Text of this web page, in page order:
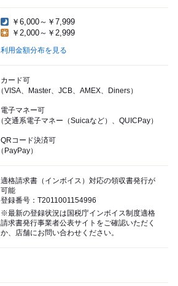
￥6,000～￥7,999
￥2,000～￥2,999
利用金額分布を見る
カード可
（VISA、Master、JCB、AMEX、Diners）
電子マネー可
（交通系電子マネー（Suicaなど）、QUICPay）
QRコード決済可
（PayPay）
適格請求書（インボイス）対応の領収書発行が
可能
登録番号：T2011001154996
※最新の登録状況は国税庁インボイス制度適格
請求書発行事業者公表サイトをご確認いただく
か、店舗にお問い合わせください。